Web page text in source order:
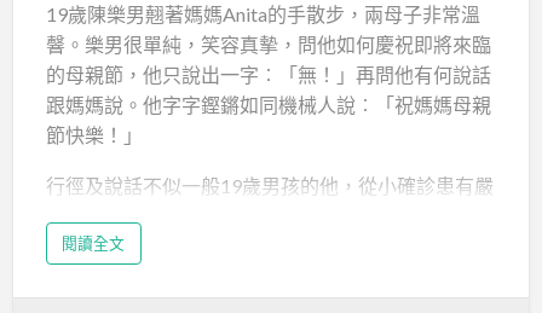
制度配合孩子的學習需要。「校方經評估後，建議為
他加長考試時間，並因應他的個別情況作不同調適。
其實不少在香港教育下感挫敗的孩子，去了外國都可
以讀得很出色。」
Office of Standards in Education曾向當…
19歲陳樂男翹著媽媽Anita的手散步，兩母子非常溫
韾。樂男很單純，笑容真摰，問他如何慶祝即將來臨
的母親節，他只說出一字︰「無！」再問他有何說話
跟媽媽說。他字字鏗鏘如同機械人說︰「祝媽媽母親
節快樂！」
行徑及說話不似一般19歲男孩的他，從小確診患有嚴
話。媽媽Anita表示兒子比別人成長慢，按自己的進
閱讀全文